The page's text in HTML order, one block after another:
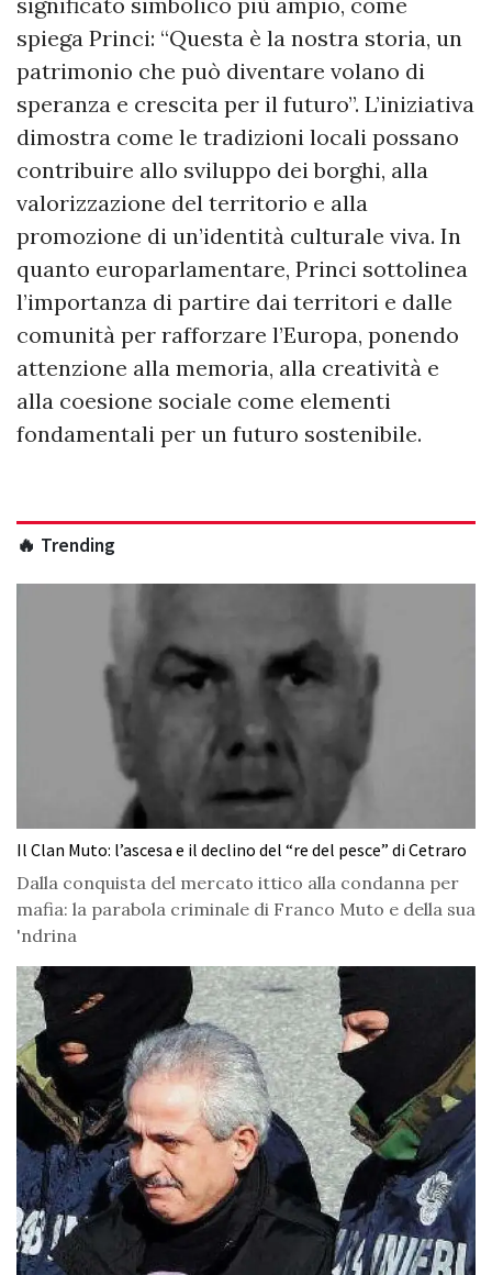
spiega Princi: “Questa è la nostra storia, un
patrimonio che può diventare volano di
speranza e crescita per il futuro”. L’iniziativa
dimostra come le tradizioni locali possano
contribuire allo sviluppo dei borghi, alla
valorizzazione del territorio e alla
promozione di un’identità culturale viva. In
quanto europarlamentare, Princi sottolinea
l’importanza di partire dai territori e dalle
comunità per rafforzare l’Europa, ponendo
attenzione alla memoria, alla creatività e
alla coesione sociale come elementi
fondamentali per un futuro sostenibile.
🔥 Trending
Il Clan Muto: l’ascesa e il declino del “re del pesce” di Cetraro
Dalla conquista del mercato ittico alla condanna per
mafia: la parabola criminale di Franco Muto e della sua
'ndrina